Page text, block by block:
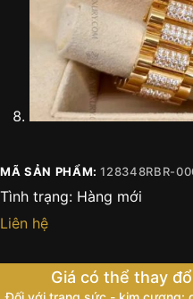
MÃ SẢN PHẨM:128348RBR-
Tình trạng: Hàng mới
Liên hệ
Giá có thể thay